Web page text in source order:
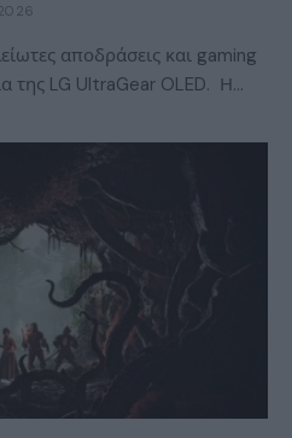
αποδράσεις και gaming
της LG UltraGear OLED. Η…